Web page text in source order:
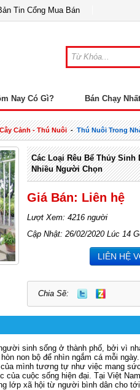
Tin Cổng Mua Bán
Nay Có Gì? Bán Chạy Nhất
Cây Cảnh - Thú Nuôi-Thú Nuôi Trong
Các Loại Rêu Bể Thủy
Nhiều Người Chọn
Giá Bán: Liên hệ
Lượt Xem: 4216 người
Cập Nhật: 26/02/2020 Lúc 14
LIÊN HỆ
Chia Sẽ:
sinh sống ở thành phố, bởi vì
non bộ để nhìn ngắm cá mỗi
mình tương tự như việc mang
của cuộc sống hiện đại. Tại Việt
lớp xã hội từ người bình dân cho